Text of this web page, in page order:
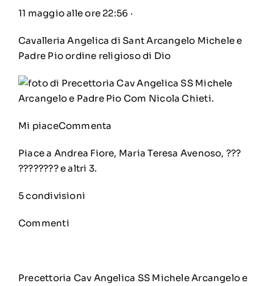
11 maggio alle ore 22:56 ·
Cavalleria Angelica di Sant Arcangelo Michele e
Padre Pio ordine religioso di Dio
Mi piaceCommenta
Piace a Andrea Fiore, Maria Teresa Avenoso, ???
???????? e altri 3.
5 condivisioni
Commenti
Precettoria Cav Angelica SS Michele Arcangelo e